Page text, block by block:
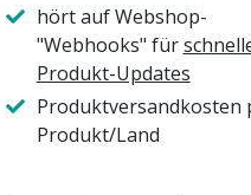
hört auf Webshop-
"Webhooks" für
Produkt-Updates
Produktversandkosten
Produkt/Land